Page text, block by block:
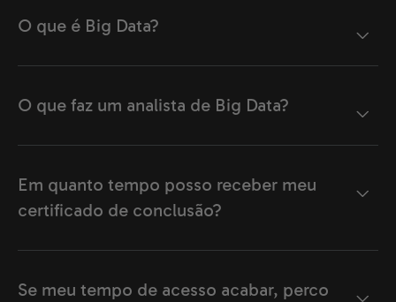
O que é Big Data?
O que faz um analista de Big Data?
Em quanto tempo posso receber meu
certificado de conclusão?
Se meu tempo de acesso acabar, perco